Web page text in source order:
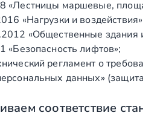
ед 1
ед 1
«Лестницы маршевые,
«Нагрузки и воздействия»
«Общественные здания и
лифтов»;
регламент о
данных» (защита
соответствие